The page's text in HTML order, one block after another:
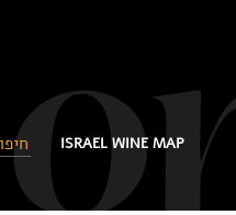
ISRAEL WINE MAP